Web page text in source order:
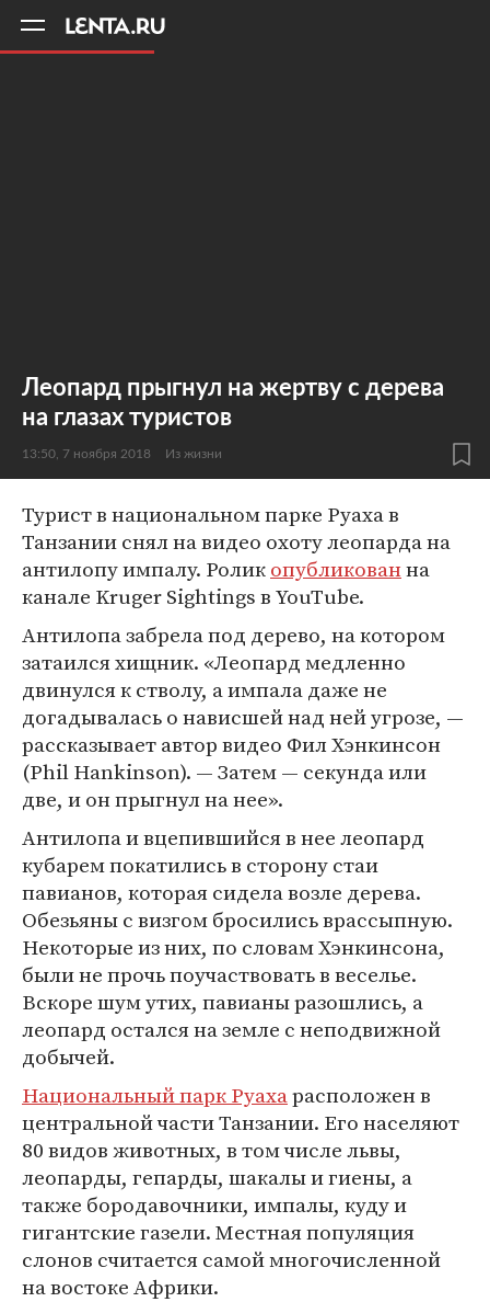
Леопард прыгнул на жертву с дерева
на глазах туристов
13:50, 7 ноября 2018 Из жизни
Турист в национальном парке Руаха в
Танзании снял на видео охоту леопарда на
антилопу импалу. Роликопубликованна
канале Kruger Sightings в YouTube.
Антилопа забрела под дерево, на котором
затаился хищник. «Леопард медленно
двинулся к стволу, а импала даже не
догадывалась о нависшей над ней угрозе, —
рассказывает автор видео Фил Хэнкинсон
(Phil Hankinson). — Затем — секунда или
две, и он прыгнул на нее».
Антилопа и вцепившийся в нее леопард
кубарем покатились в сторону стаи
павианов, которая сидела возле дерева.
Обезьяны с визгом бросились врассыпную.
Некоторые из них, по словам Хэнкинсона,
были не прочь поучаствовать в веселье.
Вскоре шум утих, павианы разошлись, а
леопард остался на земле с неподвижной
добычей.
Национальный парк Руахарасположен в
центральной части Танзании. Его населяют
80 видов животных, в том числе львы,
леопарды, гепарды, шакалы и гиены, а
также бородавочники, импалы, куду и
гигантские газели. Местная популяция
слонов считается самой многочисленной
на востоке Африки.